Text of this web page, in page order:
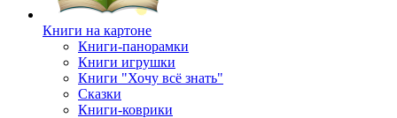
Книги на картоне
Книги-панорамки
Книги игрушки
Книги "Хочу всё знать"
Сказки
Книги-коврики